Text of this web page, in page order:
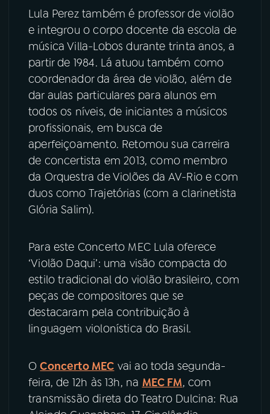
ACOMPANHE A RÁDIO MEC
Instagram X
TikTok
Lula Perez também é professor de violão
e integrou o corpo docente da escola de
música Villa-Lobos durante trinta anos, a
partir de 1984. Lá atuou também como
coordenador da área de violão, além de
dar aulas particulares para alunos em
todos os níveis, de iniciantes a músicos
profissionais, em busca de
aperfeiçoamento. Retomou sua carreira
de concertista em 2013, como membro
da Orquestra de Violões da AV-Rio e com
duos como Trajetórias (com a clarinetista
Glória Salim).
Para este Concerto MEC Lula oferece
‘Violão Daqui’: uma visão compacta do
estilo tradicional do violão brasileiro, com
peças de compositores que se
destacaram pela contribuição à
linguagem violonística do Brasil.
OConcerto MEC vai ao toda segunda-
feira, de 12h às 13h, na MEC FM, com
transmissão direta do Teatro Dulcina: Rua